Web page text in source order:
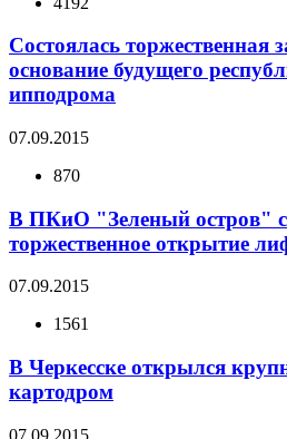
Состоялась торжественная
основание будущего
ипподрома
07.09.2015
870
В ПКиО "Зеленый остров"
торжественное открытие
07.09.2015
1561
В Черкесске открылся
картодром
07.09.2015